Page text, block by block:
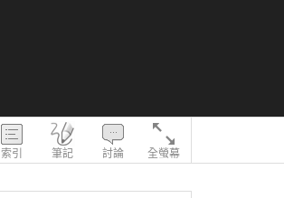
索引 筆記 討論 全螢幕